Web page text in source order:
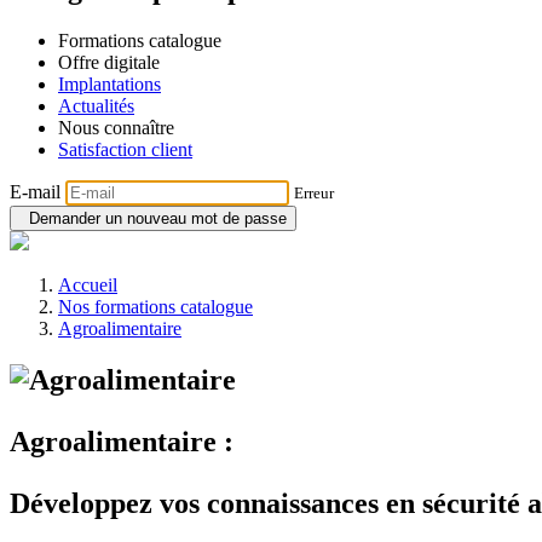
Formations catalogue
Offre digitale
Implantations
Actualités
Nous connaître
Satisfaction client
E-mail
Erreur
Demander un nouveau mot de passe
Accueil
Nos formations catalogue
Agroalimentaire
Agroalimentaire :
Développez vos connaissances en sécurité